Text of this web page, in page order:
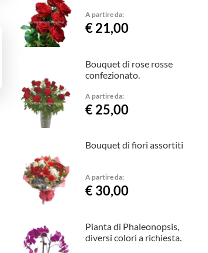
A partire da:
€ 21,00
Bouquet di rose rosse
confezionato.
A partire da:
€ 25,00
Bouquet di fiori assortiti
A partire da:
€ 30,00
Pianta di Phaleonopsis,
diversi colori a richiesta.